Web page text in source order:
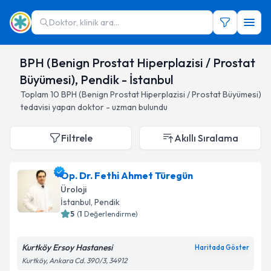
Doktor, klinik ara...
BPH (Benign Prostat Hiperplazisi / Prostat
Büyümesi), Pendik - İstanbul
Toplam 10 BPH (Benign Prostat Hiperplazisi / Prostat Büyümesi)
tedavisi yapan doktor - uzman bulundu
Filtrele Akıllı Sıralama
Op. Dr. Fethi Ahmet Türegün
Üroloji
İstanbul, Pendik
5 (1 Değerlendirme)
Kurtköy Ersoy Hastanesi Haritada Göster
Kurtköy, Ankara Cd. 390/3, 34912